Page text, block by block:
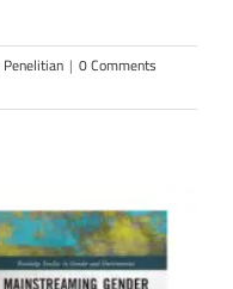
Penelitian | 0 Comments